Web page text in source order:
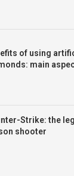
of using
main
Strike: the
shooter